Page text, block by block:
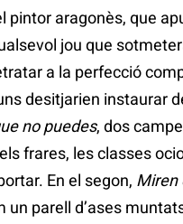
pintor aragonès, que
jou que
a la perfecció
desitjarien instaurar
no puedes, dos
frares, les classes
En el segon, Miren
parell d’ases